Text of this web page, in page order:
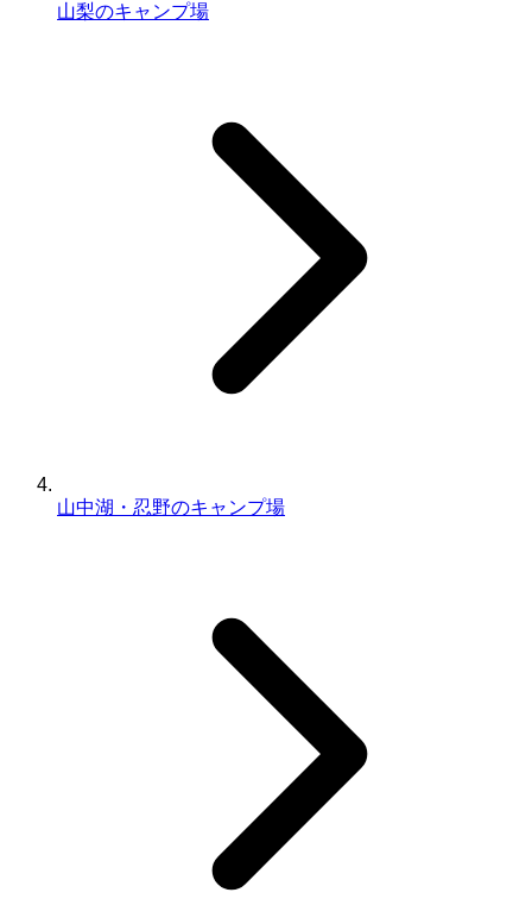
山梨のキャンプ場
山中湖・忍野のキャンプ場